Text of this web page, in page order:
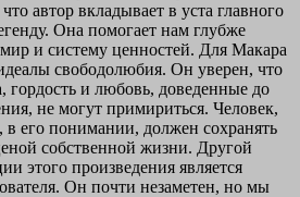
автор вкладывает в уста главного
Она помогает нам глубже
и систему ценностей. Для Макара
свободолюбия. Он уверен, что
гордость и любовь, доведенные до
не могут примириться. Человек,
его понимании, должен сохранять
собственной жизни. Другой
этого произведения является
Он почти незаметен, но мы